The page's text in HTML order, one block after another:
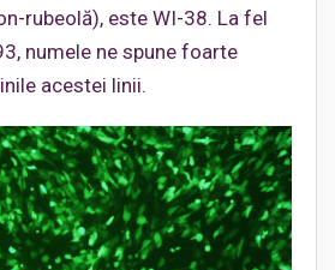
rubeolă), este WI-38. La fel
numele ne spune foarte
acestei linii.